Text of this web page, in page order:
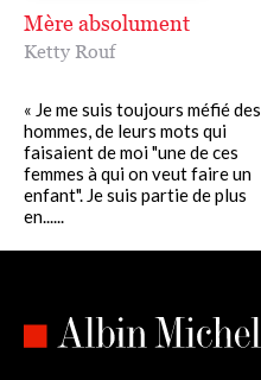
Mère absolument
Ketty Rouf
« Je me suis toujours méfié des
hommes, de leurs mots qui
faisaient de moi "une de ces
femmes à qui on veut faire un
enfant". Je suis partie de plus
en......